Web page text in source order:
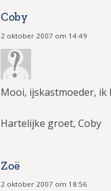
Coby
2 oktober 2007 om 14:49
Mooi, ijskastmoeder,
Hartelijke groet, Coby
Zoë
2 oktober 2007 om 18:56